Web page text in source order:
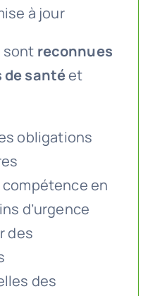
à jour
sont reconnues
de santéet
obligations
compétence en
d’urgence
des
des